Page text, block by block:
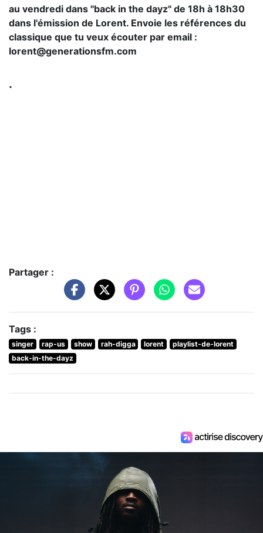
au vendredi dans "back in the dayz" de 18h à 18h30
dans l'émission de Lorent. Envoie les références du
classique que tu veux écouter par email :
lorent@generationsfm.com
.
Partager :
Tags :
singer rap-us show rah-digga lorent
playlist-de-lorent
back-in-the-dayz